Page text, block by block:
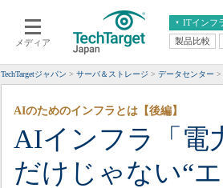
メディア
ITインフ
クラウド
スマートモバイル
ネットワーク
システム運用管理
エンタープライ
ERP
CX
情報系システム
製品比較
TechTargetジャパン サーバ＆ストレージ データセンター
AIインフラ「
だけじゃない“
AIのためのインフラとは【後編】